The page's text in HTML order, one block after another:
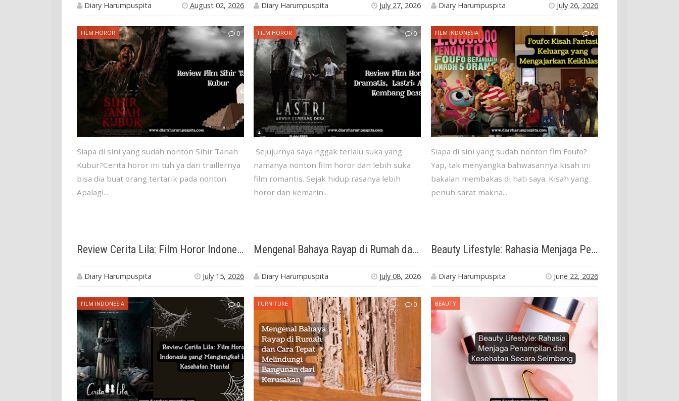
Diary Harumpuspita August 02, 2026
FILM HOROR 0
Siapa di sini yang sudah nonton Sihir Tanah
Kubur?Cerita horor ini tuh ya dari traillernya
bisa dia buat orang tertarik pada nonton.
Apalagi...
Diary Harumpuspita July 27, 2026
FILM HOROR 0
Sejujurnya saya nggak terlalu suka yang
namanya nonton film horor dan lebih suka
film romantis. Sejak hidup rasanya lebih
horor dan kemarin...
Diary Harumpuspita July 26, 2026
FILM INDONESIA 0
Siapa di sini yang sudah nonton flm Foufo?
Yap, tak menyangka bahwasannya kisah ini
bakalan membakas di hati saya. Kisah yang
penuh sarat makna...
Review Cerita Lila: Film Horor Indonesia yang Mengangkat Isu Kesehatan Mental
Diary Harumpuspita July 15, 2026
FILM INDONESIA 0
Mengenal Bahaya Rayap di Rumah dan Cara Tepat Melindungi Bangunan dari Kerusakan
Diary Harumpuspita July 08, 2026
FURNITURE 0
Beauty Lifestyle: Rahasia Menjaga Penampilan dan Kesehatan Secara Seimbang
Diary Harumpuspita June 22, 2026
BEAUTY 0